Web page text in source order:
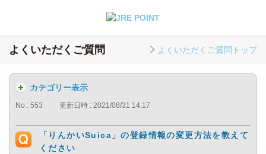
よくいただくご質問 よくいただくご質問トップ
カテゴリー表示
No : 553 更新日時 : 2021/08/31 14:17
「りんかいSuica」の登録情報の変更方法を教えて
ください